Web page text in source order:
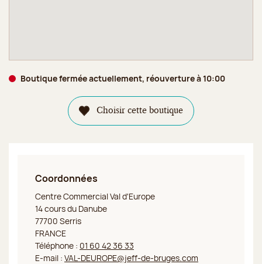
Boutique fermée actuellement, réouverture à 10:00
Choisir cette boutique
Coordonnées
Jeff de Bruges Val d'Europe
Centre Commercial Val d'Europe
14 cours du Danube
77700 Serris
FRANCE
Téléphone : 01 60 42 36 33
E-mail : VAL-DEUROPE@jeff-de-bruges.com